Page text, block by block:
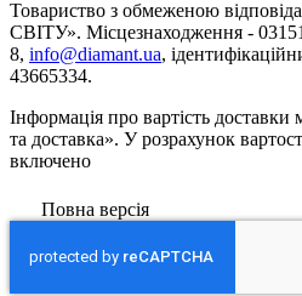
Товариство з обмеженою
СВІТУ». Місцезнаходження -
8, info@diamant.ua,
43665334.
Інформація про вартість доставки
та доставка». У розрахунок
включено
Повна версія